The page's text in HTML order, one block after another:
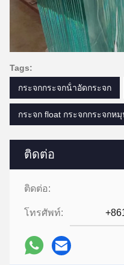
ติดต่อ
ติดต่อ:
โทรศัพท์:
Tags:
กระจกกระจกน้ําอัดกระจก
กระจก float กระจกกระจกห